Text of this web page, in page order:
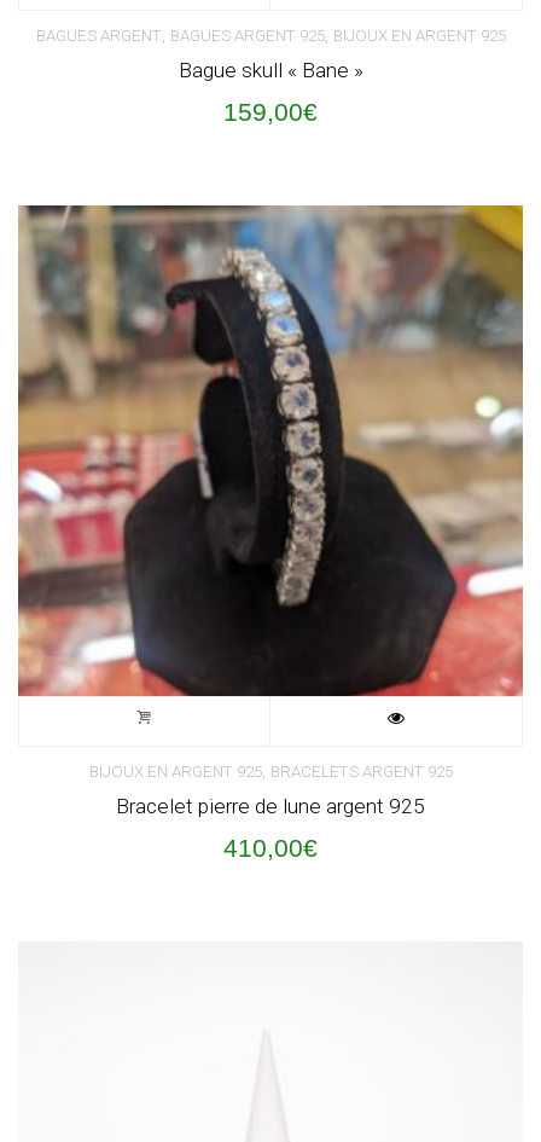
BAGUES ARGENT, BAGUES ARGENT 925, BIJOUX EN ARGENT 925
Bague skull « Bane »
159,00€
BIJOUX EN ARGENT 925, BRACELETS ARGENT 925
Bracelet pierre de lune argent 925
410,00€